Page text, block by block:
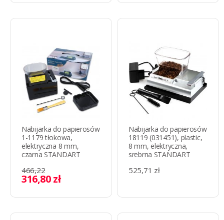
Nabijarka do papierosów
1-1179 tłokowa,
elektryczna 8 mm,
czarna STANDART
466,22
316,80 zł
Nabijarka do papierosów
18119 (031451), plastic,
8 mm, elektryczna,
srebrna STANDART
525,71 zł